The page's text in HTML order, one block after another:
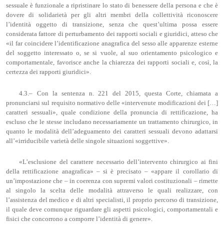
sessuale è funzionale a ripristinare lo stato di benessere della persona e che è
dovere di solidarietà per gli altri membri della collettività riconoscere
l’identità oggetto di transizione, senza che quest’ultima possa essere
considerata fattore di perturbamento dei rapporti sociali e giuridici, atteso che
«il far coincidere l’identificazione anagrafica del sesso alle apparenze esterne
del soggetto interessato o, se si vuole, al suo orientamento psicologico e
comportamentale, favorisce anche la chiarezza dei rapporti sociali e, così, la
certezza dei rapporti giuridici».
4.3.– Con la sentenza n. 221 del 2015, questa Corte, chiamata a
pronunciarsi sul requisito normativo delle «intervenute modificazioni dei […]
caratteri sessuali», quale condizione della pronuncia di rettificazione, ha
escluso che le stesse includano necessariamente un trattamento chirurgico, in
quanto le modalità dell’adeguamento dei caratteri sessuali devono adattarsi
all’«irriducibile varietà delle singole situazioni soggettive».
«L’esclusione del carattere necessario dell’intervento chirurgico ai fini
della rettificazione anagrafica» – si è precisato – «appare il corollario di
un’impostazione che – in coerenza con supremi valori costituzionali – rimette
al singolo la scelta delle modalità attraverso le quali realizzare, con
l’assistenza del medico e di altri specialisti, il proprio percorso di transizione,
il quale deve comunque riguardare gli aspetti psicologici, comportamentali e
fisici che concorrono a comporre l’identità di genere».